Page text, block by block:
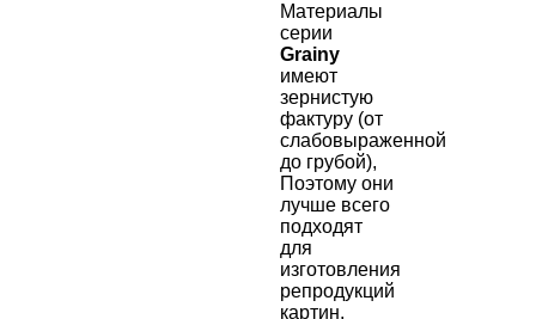
Материалы
серии
Grainy
имеют
зернистую
фактуру (от
слабовыраженной
до грубой),
Поэтому они
лучше всего
подходят
для
изготовления
репродукций
картин,